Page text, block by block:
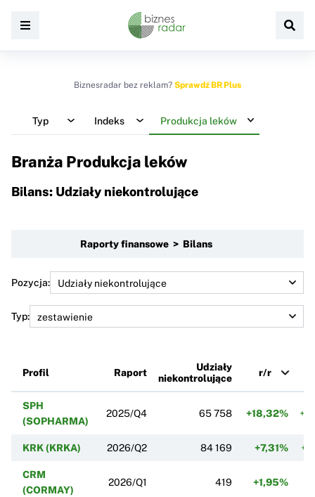
Biznesradar bez reklam? Sprawdź BR Plus
Typ Indeks Produkcja leków
Branża Produkcja leków
Bilans: Udziały niekontrolujące
Raporty finansowe > Bilans
Pozycja:
Typ:
Profil Raport
Udziały
niekontrolujące
r/r
SPH
(SOPHARMA)
2025/Q4 65 758 +18,32%
KRK (KRKA) 2026/Q2 84 169 +7,31%
CRM
(CORMAY)
2026/Q1 419 +1,95%